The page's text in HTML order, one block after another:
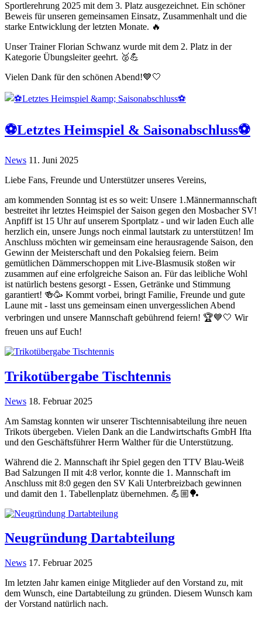
Sportlerehrung 2025 mit dem 3. Platz ausgezeichnet. Ein schöner
Beweis für unseren gemeinsamen Einsatz, Zusammenhalt und die
starke Entwicklung der letzten Monate. 🔥
Unser Trainer Florian Schwanz wurde mit dem 2. Platz in der
Kategorie Übungsleiter geehrt. 🥈💪
Vielen Dank für den schönen Abend!💙🤍
⚽️Letztes Heimspiel & Saisonabschluss⚽️
News 11. Juni 2025
Liebe Fans, Freunde und Unterstützer unseres Vereins,
am kommenden Sonntag ist es so weit: Unsere 1.Männermannschaft
bestreitet ihr letztes Heimspiel der Saison gegen den Mosbacher SV!
Anpfiff ist 15 Uhr auf unserem Sportplatz - und wir laden Euch alle
herzlich ein, unsere Jungs noch einmal lautstark zu unterstützen! Im
Anschluss möchten wir gemeinsam eine herausragende Saison, den
Gewinn der Meisterschaft und den Pokalsieg feiern. Beim
gemütlichen Dämmerschoppen mit Live-Blasmusik stoßen wir
zusammen auf eine erfolgreiche Saison an. Für das leibliche Wohl
ist natürlich bestens gesorgt - Essen, Getränke und Stimmung
garantiert! 🍻🥳 Kommt vorbei, bringt Familie, Freunde und gute
Laune mit - lasst uns gemeinsam einen unvergesslichen Abend
verbringen und unsere Mannschaft gebührend feiern! 🏆💙🤍 Wir
freuen uns auf Euch!
Trikotübergabe Tischtennis
News 18. Februar 2025
Am Samstag konnten wir unserer Tischtennisabteilung ihre neuen
Trikots übergeben. Vielen Dank an die Landwirtschafts GmbH Ifta
und den Geschäftsführer Herrn Walther für die Unterstützung.
Während die 2. Mannschaft ihr Spiel gegen den TTV Blau-Weiß
Bad Salzungen II mit 4:8 verlor, konnte die 1. Mannschaft im
Anschluss mit 8:0 gegen den SV Kali Unterbreizbach gewinnen
und damit den 1. Tabellenplatz übernehmen. 💪🏼🏓
Neugründung Dartabteilung
News 17. Februar 2025
Im letzten Jahr kamen einige Mitglieder auf den Vorstand zu, mit
dem Wunsch, eine Dartabteilung zu gründen. Diesem Wunsch kam
der Vorstand natürlich nach.